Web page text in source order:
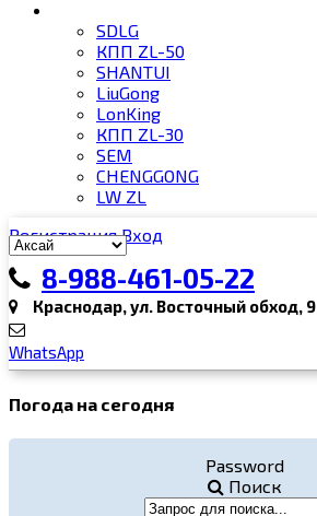
SDLG
КПП ZL-50
SHANTUI
LiuGong
LonKing
КПП ZL-30
SEM
CHENGGONG
LW ZL
Регистрация Вход
8-988-461-05-22
Краснодар, ул. Восточный обход, 9
WhatsApp
Погода на сегодня
Password
Поиск